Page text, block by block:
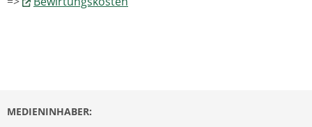
MEDIENINHABER: